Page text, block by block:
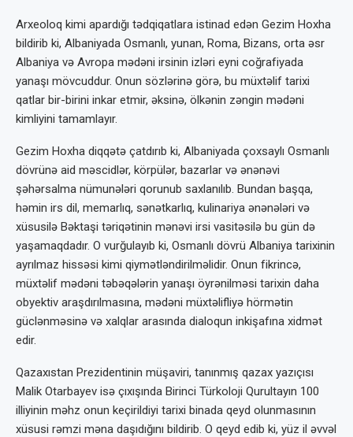
Arxeoloq kimi apardığı tədqiqatlara istinad edən Gezim Hoxha
bildirib ki, Albaniyada Osmanlı, yunan, Roma, Bizans, orta əsr
Albaniya və Avropa mədəni irsinin izləri eyni coğrafiyada
yanaşı mövcuddur. Onun sözlərinə görə, bu müxtəlif tarixi
qatlar bir-birini inkar etmir, əksinə, ölkənin zəngin mədəni
kimliyini tamamlayır.
Gezim Hoxha diqqətə çatdırıb ki, Albaniyada çoxsaylı Osmanlı
dövrünə aid məscidlər, körpülər, bazarlar və ənənəvi
şəhərsalma nümunələri qorunub saxlanılıb. Bundan başqa,
həmin irs dil, memarlıq, sənətkarlıq, kulinariya ənənələri və
xüsusilə Bəktaşi təriqətinin mənəvi irsi vasitəsilə bu gün də
yaşamaqdadır. O vurğulayıb ki, Osmanlı dövrü Albaniya tarixinin
ayrılmaz hissəsi kimi qiymətləndirilməlidir. Onun fikrincə,
müxtəlif mədəni təbəqələrin yanaşı öyrənilməsi tarixin daha
obyektiv araşdırılmasına, mədəni müxtəlifliyə hörmətin
güclənməsinə və xalqlar arasında dialoqun inkişafına xidmət
edir.
Qazaxıstan Prezidentinin müşaviri, tanınmış qazax yazıçısı
Malik Otarbayev isə çıxışında Birinci Türkoloji Qurultayın 100
illiyinin məhz onun keçirildiyi tarixi binada qeyd olunmasının
xüsusi rəmzi məna daşıdığını bildirib. O qeyd edib ki, yüz il əvvəl